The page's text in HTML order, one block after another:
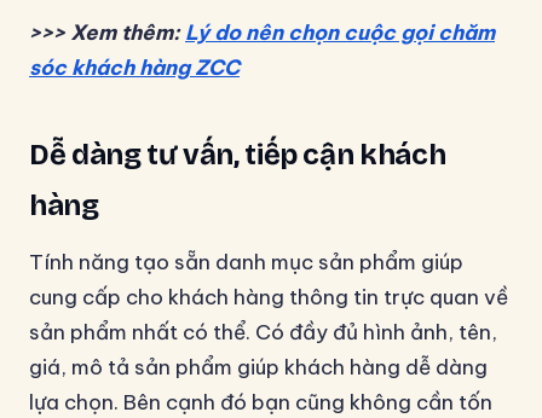
>>> Xem thêm:Lý do nên chọn cuộc gọi chăm
sóc khách hàng ZCC
Dễ dàng tư vấn, tiếp cận khách
hàng
Tính năng tạo sẵn danh mục sản phẩm giúp
cung cấp cho khách hàng thông tin trực quan về
sản phẩm nhất có thể. Có đầy đủ hình ảnh, tên,
giá, mô tả sản phẩm giúp khách hàng dễ dàng
lựa chọn. Bên cạnh đó bạn cũng không cần tốn